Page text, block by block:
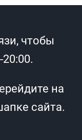
чтобы
на
сайта.